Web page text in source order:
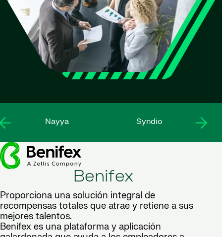
Nayya Syndio
Benifex
Proporciona una solución integral de
recompensas totales que atrae y retiene a sus
mejores talentos.
Benifex es una plataforma y aplicación